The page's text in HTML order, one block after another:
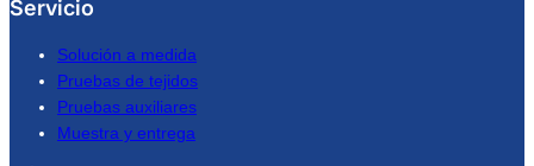
Servicio
Solución a medida
Pruebas de tejidos
Pruebas auxiliares
Muestra y entrega